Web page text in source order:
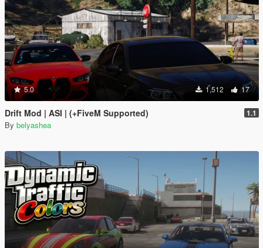
5.0 1,512 17
Drift Mod | ASI | (+FiveM Supported) 1.1
By belyashea